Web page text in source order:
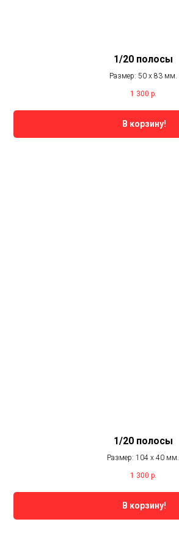
1/20 полосы
Размер: 50 х 83 мм.
1 300 р.
В корзину!
1/20 полосы
Размер: 104 х 40 мм.
1 300 р.
В корзину!